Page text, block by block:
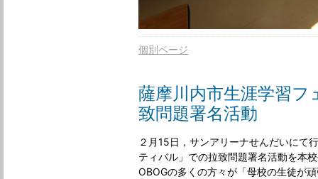
個別ページ
薩摩川内市生涯学習
致問題署名活動
２月15日，サンアリーナせんだいにて
ティバル」での拉致問題署名活動を本
OBOGの多くの方々が「母校の生徒が